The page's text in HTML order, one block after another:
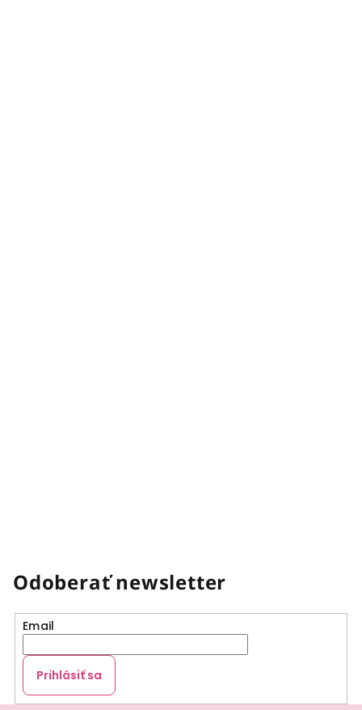
Odoberať newsletter
Email
Prihlásiť sa